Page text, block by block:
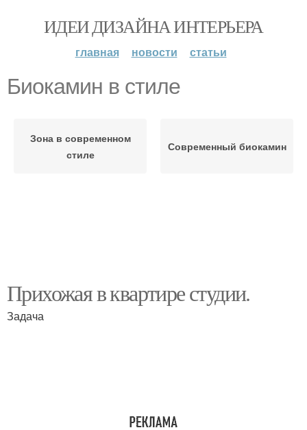
ИДЕИ ДИЗАЙНА ИНТЕРЬЕРА
главная новости статьи
Биокамин в стиле
Зона в современном
стиле
Современный биокамин
Прихожая в квартире студии.
Задача